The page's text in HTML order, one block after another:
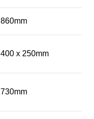
860mm
400 x 250mm
730mm